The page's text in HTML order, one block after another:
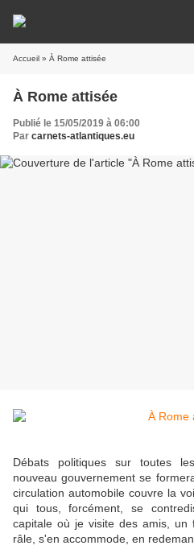
Accueil » À Rome attisée
À Rome attisée
Publié le 15/05/2019 à 06:00
Par carnets-atlantiques.eu
Débats politiques sur toutes
nouveau gouvernement se
circulation automobile couvre la
qui tous, forcément, se
capitale où je visite des amis, un
râle, s'en accommode, en